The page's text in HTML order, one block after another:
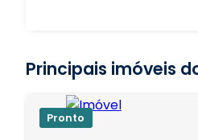
Principais imóveis
Pronto